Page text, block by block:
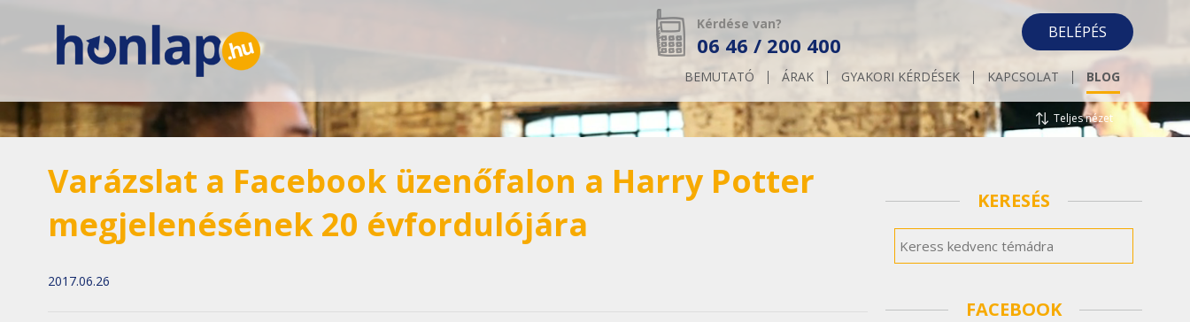
BEMUTATÓ ÁRAK GYAKORI KÉRDÉSEK KAPCSOLAT BLOG
Kérdése van?
06 46 / 200 400 BELÉPÉS
Teljes nézet
Varázslat a Facebook üzenőfalon a Harry Potter
megjelenésének 20 évfordulójára
2017.06.26
KERESÉS
FACEBOOK